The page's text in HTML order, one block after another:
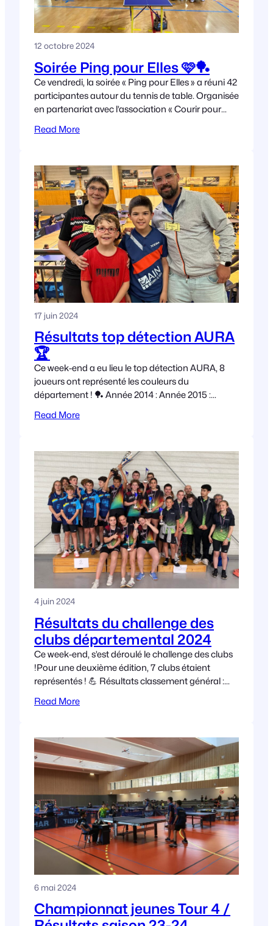
12 octobre 2024
Soirée Ping pour Elles 🩷🏓
Ce vendredi, la soirée « Ping pour Elles » a réuni 42
participantes autour du tennis de table. Organisée
en partenariat avec l’association « Courir pour
Read More
17 juin 2024
Résultats top détection AURA
🏆
Ce week-end a eu lieu le top détection AURA, 8
joueurs ont représenté les couleurs du
département ! 🏓 Année 2014 : Année 2015 :
Read More
4 juin 2024
Résultats du challenge des
clubs départemental 2024
Ce week-end, s’est déroulé le challenge des clubs
!Pour une deuxième édition, 7 clubs étaient
représentés ! 💪 Résultats classement général :
l’organisation et
Read More
6 mai 2024
Championnat jeunes Tour 4 /